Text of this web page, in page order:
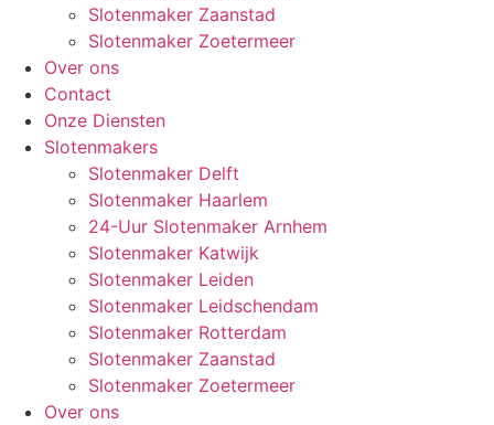
Slotenmaker Zaanstad
Slotenmaker Zoetermeer
Over ons
Contact
Onze Diensten
Slotenmakers
Slotenmaker Delft
Slotenmaker Haarlem
24-Uur Slotenmaker Arnhem
Slotenmaker Katwijk
Slotenmaker Leiden
Slotenmaker Leidschendam
Slotenmaker Rotterdam
Slotenmaker Zaanstad
Slotenmaker Zoetermeer
Over ons